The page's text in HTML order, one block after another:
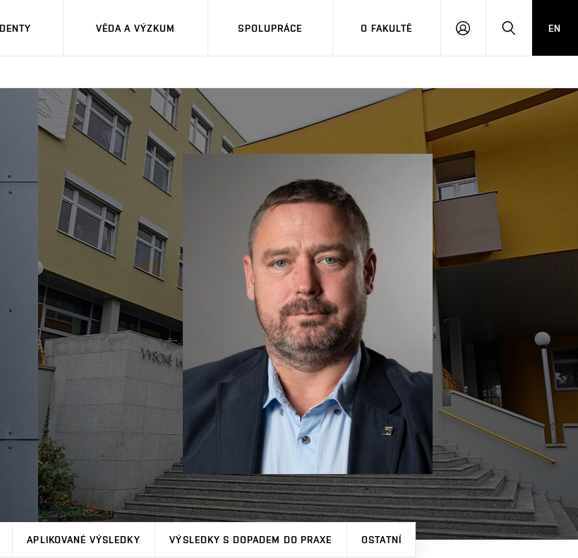
VĚDA A VÝZKUM SPOLUPRÁCE O FAKULTĚ
PŘIHLÁSITHLEDAT
EN
APLIKOVANÉ VÝSLEDKY VÝSLEDKY S DOPADEM DO PRAXE OSTATNÍ